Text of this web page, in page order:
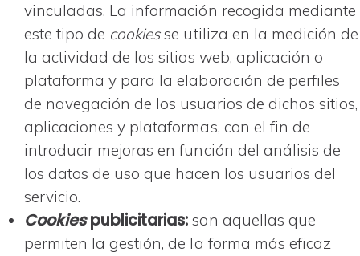
vinculadas. La información recogida mediante
este tipo de cookiesse utiliza en la medición de
la actividad de los sitios web, aplicación o
plataforma y para la elaboración de perfiles
de navegación de los usuarios de dichos sitios,
aplicaciones y plataformas, con el fin de
introducir mejoras en función del análisis de
los datos de uso que hacen los usuarios del
servicio.
Cookies publicitarias: son aquellas que
permiten la gestión, de la forma más eficaz